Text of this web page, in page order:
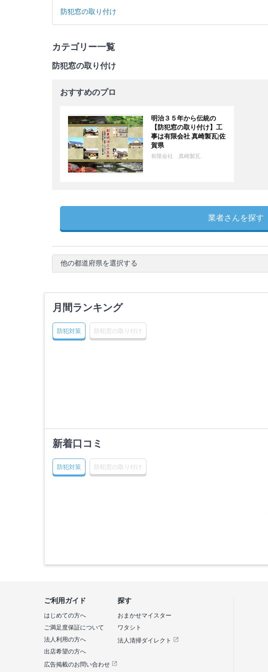
防犯窓の取り付け
カテゴリー一覧
防犯窓の取り付け
おすすめのプロ
明治３５年から伝統の
【防犯窓の取り付け】工
事は有限会社 真崎製瓦|佐
賀県
有限会社 真崎製瓦
業者さんを探す
他の都道府県を選択する
月間ランキング
防犯対策 防犯窓の取り付け
新着口コミ
防犯対策 防犯窓の取り付け
探す
おまかせマイスター
ワタシト
法人清掃ダイレクト
ご利用ガイド
はじめての方へ
ご満足度保証について
法人利用の方へ
出店希望の方へ
広告掲載のお問い合わせ